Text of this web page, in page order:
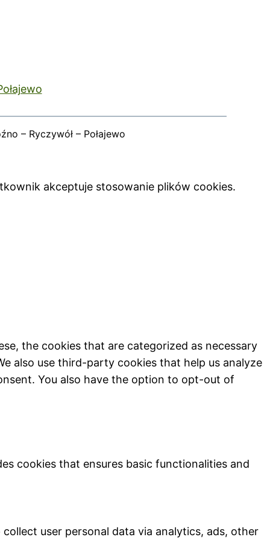
– Ryczywół – Połajewo
akceptuje stosowanie plików cookies.
the cookies that are categorized as necessary
also use third-party cookies that help us analyze
You also have the option to opt-out of
cookies that ensures basic functionalities and
user personal data via analytics, ads, other